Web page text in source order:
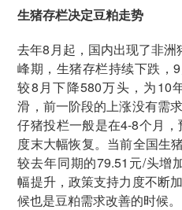
生猪存栏决定豆粕走势
去年8月起，国内出现了非
峰期，生猪存栏持续下跌，
较8月下降580万头，为10
滑，前一阶段的上涨没有需
仔猪投栏一般是在4-8个月
度末大幅恢复。当前全国生
较去年同期的79.51元/头增
幅提升，政策支持力度不断
候也是豆粕需求改善的时候。